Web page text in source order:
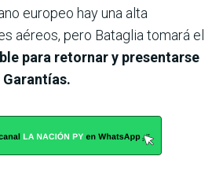
europeo hay una alta
aéreos, pero Bataglia tomará el
para retornar y presentarse
Garantías.